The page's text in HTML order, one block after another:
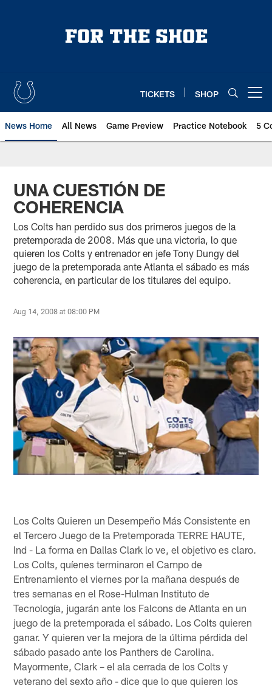
TICKETS SHOP
News Home All News Game Preview Practice Notebook 5
UNA CUESTIÓN DE
COHERENCIA
Los Colts han perdido sus dos primeros juegos de la
pretemporada de 2008. Más que una victoria, lo que
quieren los Colts y entrenador en jefe Tony Dungy del
juego de la pretemporada ante Atlanta el sábado es más
coherencia, en particular de los titulares del equipo.
Aug 14, 2008 at 08:00 PM
Los Colts Quieren un Desempeño Más Consistente en
el Tercero Juego de la Pretemporada TERRE HAUTE,
Ind - La forma en Dallas Clark lo ve, el objetivo es claro.
Los Colts, quíenes terminaron el Campo de
Entrenamiento el viernes por la mañana después de
tres semanas en el Rose-Hulman Instituto de
Tecnología, jugarán ante los Falcons de Atlanta en un
juego de la pretemporada el sábado. Los Colts quieren
ganar. Y quieren ver la mejora de la última pérdida del
sábado pasado ante los Panthers de Carolina.
Mayormente, Clark – el ala cerrada de los Colts y
veterano del sexto año - dice que lo que quieren los